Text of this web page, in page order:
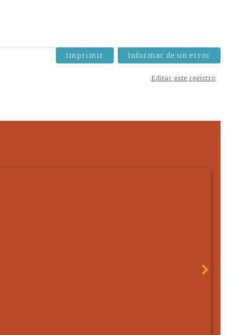
Imprimir Informar de un error
Editar este registro